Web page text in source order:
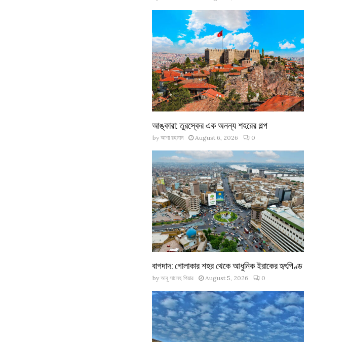
আঙ্কারা: তুরস্কের এক অনন্য শহরের গল্প
by আশা রহমান August 6, 2026 0
বাগদাদ: গোলাকার শহর থেকে আধুনিক ইরাকের হৃৎপিণ্ড
by আবু সালেহ পিয়ার August 5, 2026 0